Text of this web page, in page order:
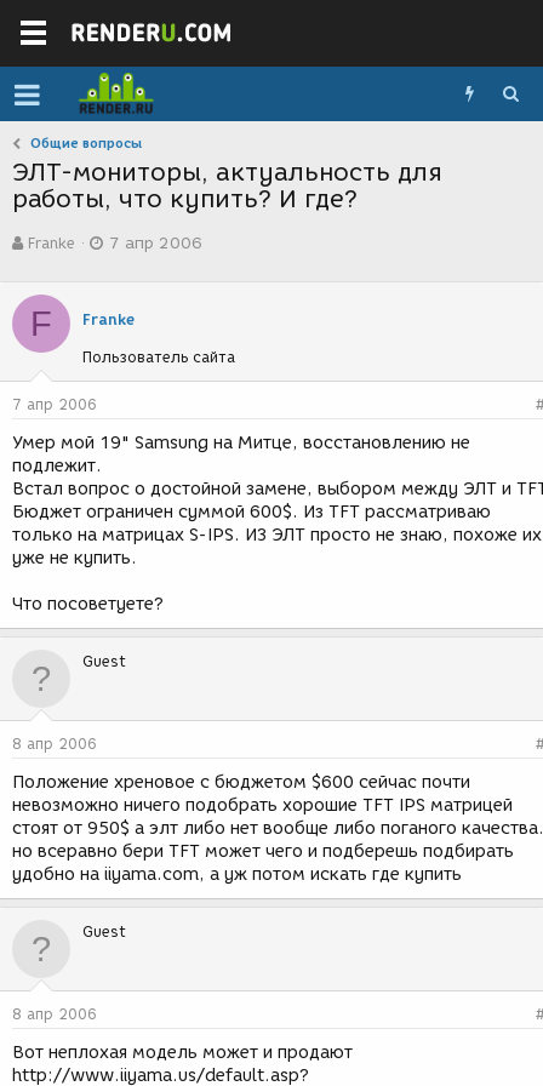
Общие вопросы
ЭЛТ-мониторы, актуальность для
работы, что купить? И где?
в
о
р
т
е
м
ы
Franke
а
с
з
д
и
7 апр 2006
F Franke
Пользователь сайта
7 апр 2006
Умер мой 19" Samsung на Митце, восстановлению не
подлежит.
Встал вопрос о достойной замене, выбором между ЭЛТ и
Бюджет ограничен суммой 600$. Из TFT рассматриваю
только на матрицах S-IPS. ИЗ ЭЛТ просто не знаю, похоже их
уже не купить.
Что посоветуете?
Guest
8 апр 2006
Положение хреновое с бюджетом $600 сейчас почти
невозможно ничего подобрать хорошие TFT IPS матрицей
стоят от 950$ а элт либо нет вообще либо поганого качества.
но всеравно бери TFT может чего и подберешь подбирать
удобно на iiyama.com, а уж потом искать где купить
Guest
8 апр 2006
Вот неплохая модель может и продают
http://www.iiyama.us/default.asp?